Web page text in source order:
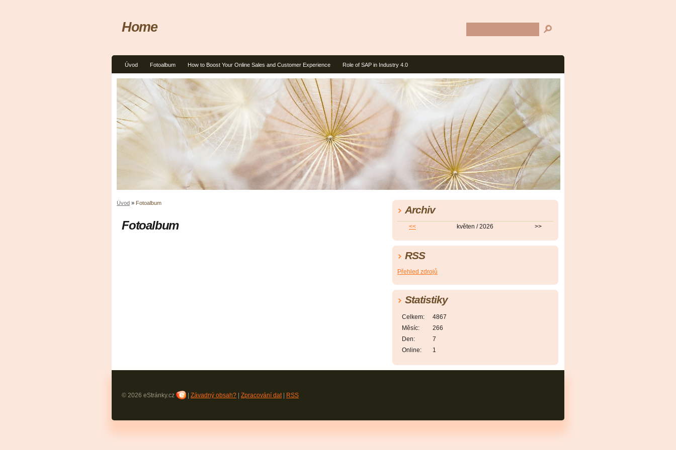
Úvod Fotoalbum How to Boost Your Online Sales and Customer Experience Role of SAP in Industry 4.0
Home
Úvod » Fotoalbum
Fotoalbum
Archiv
<< květen / 2026 >>
RSS
Přehled zdrojů
Statistiky
Online: 1
Celkem:
4867
Měsíc:
266
Den:
7
© 2026 eStránky.cz Závadný obsah? Zpracování dat| RSS